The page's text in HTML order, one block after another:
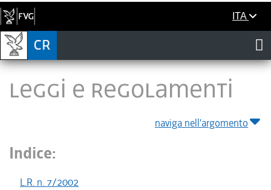
ITA
LEGGI E REGOLAMENTI
naviga nell'argomento
Indice:
L.R. n. 7/2002